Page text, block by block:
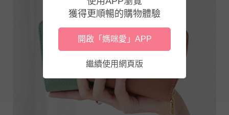
獲得更順暢的購物體驗
開啟「媽咪愛」APP
繼續使用網頁版